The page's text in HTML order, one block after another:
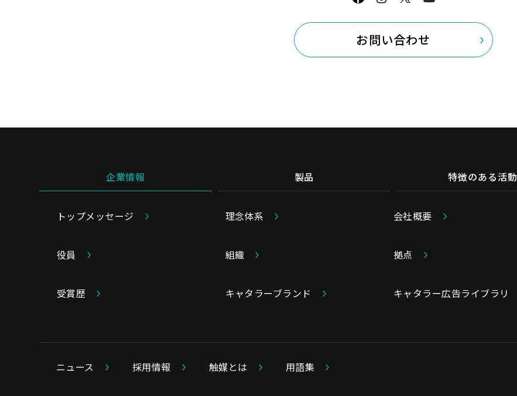
お問い合わせ
企業情報 製品 特徴のある活動
トップメッセージ 理念体系 会社概要
役員 組織 拠点
受賞歴 キャタラーブランド キャタラー広告ライブラリ
ニュース 採用情報 触媒とは 用語集